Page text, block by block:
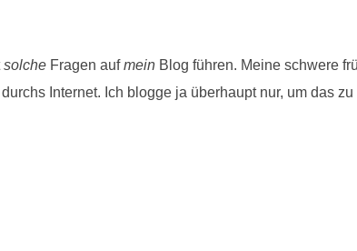
solche Fragen aufmein Blog führen. Meine schwere
Internet. Ich blogge ja überhaupt nur, um das